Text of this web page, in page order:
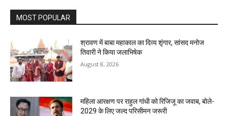
MOST POPULAR
श्रावण में बाबा महाकाल का दिव्य शृंगार, सांसद मनोज
तिवारी ने किया जलाभिषेक
August 8, 2026
महिला आरक्षण पर राहुल गांधी को रिजिजू का जवाब, बोले-
2029 के लिए जल्द परिसीमन जरूरी